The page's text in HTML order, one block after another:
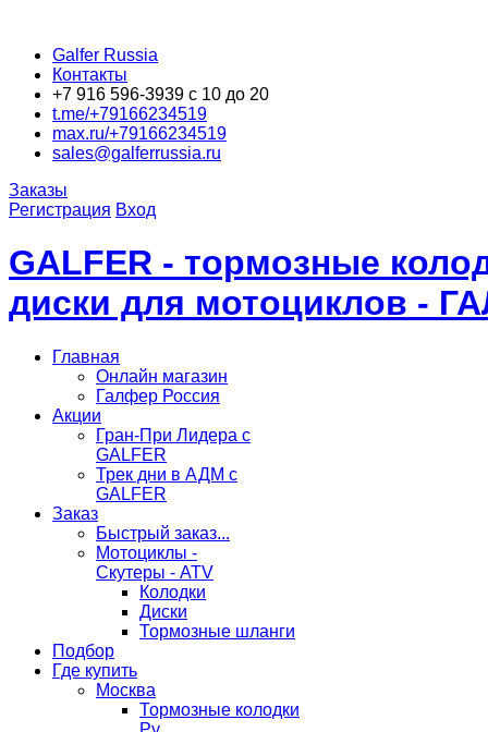
Galfer Russia
Контакты
+7 916 596-3939 с 10 до 20
t.me/+79166234519
max.ru/+79166234519
sales@galferrussia.ru
Заказы
Регистрация Вход
GALFER - тормозные
диски для мотоциклов -
Главная
Онлайн магазин
Галфер Россия
Акции
Гран-При Лидера c
GALFER
Трек дни в АДМ с
GALFER
Заказ
Быстрый заказ...
Мотоциклы -
Скутеры - ATV
Колодки
Диски
Тормозные шланги
Подбор
Где купить
Москва
Тормозные колодки